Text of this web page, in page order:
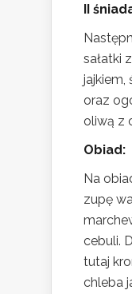
II
sałatki
jajkiem,
oraz
oliwą z
Obiad:
Na
zupę
cebuli.
tutaj
chleba